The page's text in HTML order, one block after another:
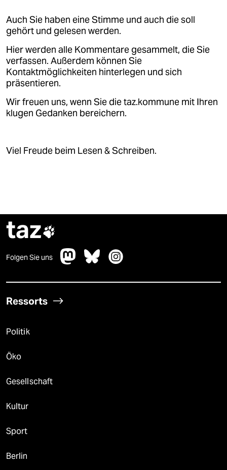
Auch Sie haben eine Stimme und auch die soll
gehört und gelesen werden.
Hier werden alle Kommentare gesammelt, die Sie
verfassen. Außerdem können Sie
Kontaktmöglichkeiten hinterlegen und sich
präsentieren.
Wir freuen uns, wenn Sie die taz.kommune mit Ihren
klugen Gedanken bereichern.
Viel Freude beim Lesen & Schreiben.
taz
Folgen Sie uns
Ressorts
Politik
Öko
Gesellschaft
Kultur
Sport
Berlin